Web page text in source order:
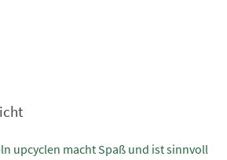
upcyclen macht Spaß und ist sinnvoll